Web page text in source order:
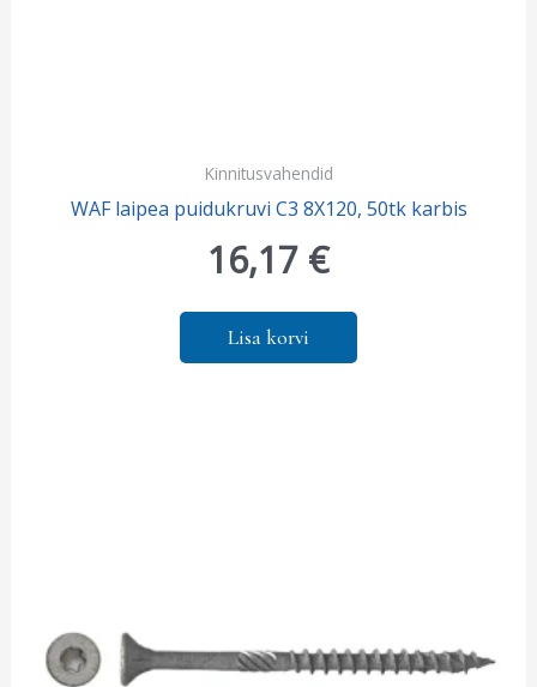
Kinnitusvahendid
WAF laipea puidukruvi C3 8X120, 50tk karbis
16,17 €
Lisa korvi